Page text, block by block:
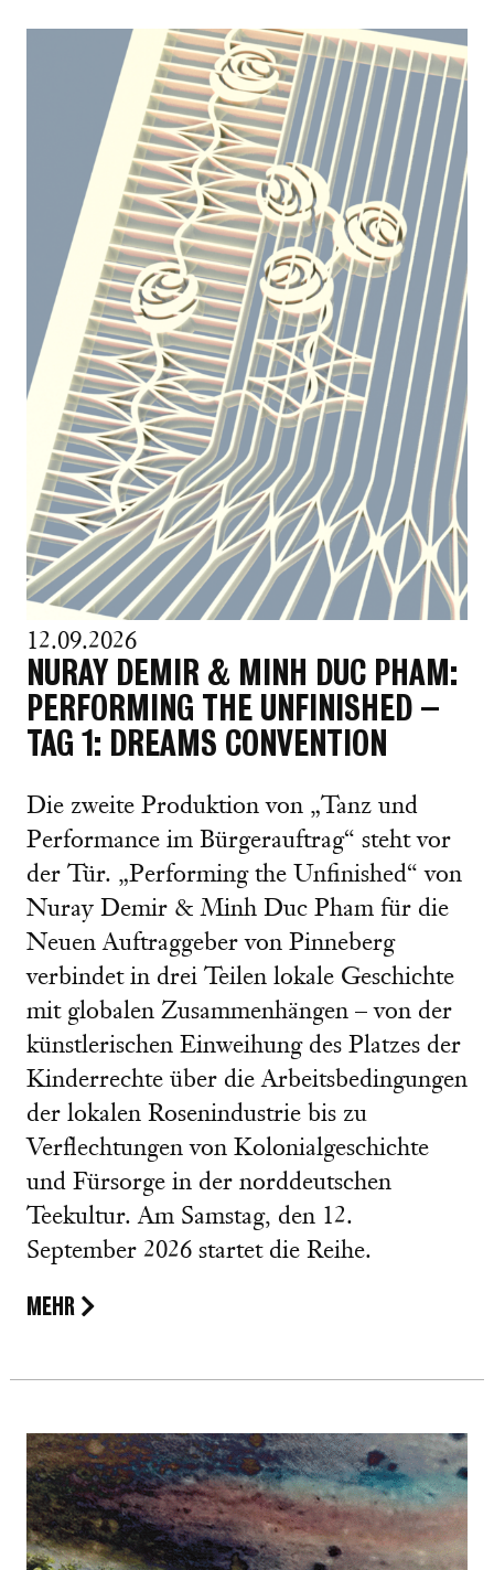
12.09.2026
NURAY DEMIR & MINH DUC PHAM:
PERFORMING THE UNFINISHED –
TAG 1: DREAMS CONVENTION
Die zweite Produktion von „Tanz und
Performance im Bürgerauftrag“ steht vor
der Tür. „Performing the Unfinished“ von
Nuray Demir & Minh Duc Pham für die
Neuen Auftraggeber von Pinneberg
verbindet in drei Teilen lokale Geschichte
mit globalen Zusammenhängen – von der
künstlerischen Einweihung des Platzes der
Kinderrechte über die Arbeitsbedingungen
der lokalen Rosenindustrie bis zu
Verflechtungen von Kolonialgeschichte
und Fürsorge in der norddeutschen
Teekultur. Am Samstag, den 12.
September 2026 startet die Reihe.
MEHR